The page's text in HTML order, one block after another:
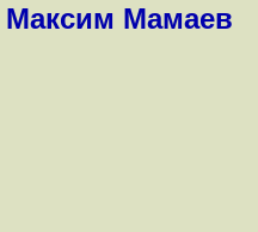
Максим Мамаев